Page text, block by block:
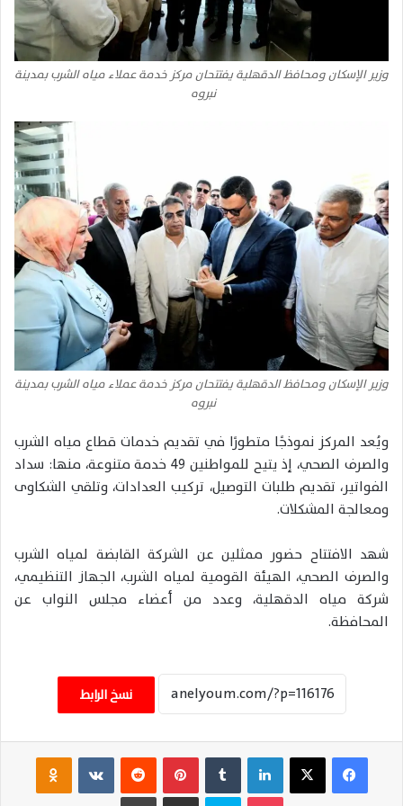
وزير الإسكان ومحافظ الدقهلية يفتتحان مركز خدمة عملاء مياه الشرب بمدينة
نبروه
وزير الإسكان ومحافظ الدقهلية يفتتحان مركز خدمة عملاء مياه الشرب بمدينة
نبروه
ويُعد المركز نموذجًا متطورًا في تقديم خدمات قطاع مياه الشرب
والصرف الصحي، إذ يتيح للمواطنين 49 خدمة متنوعة، منها: سداد
الفواتير، تقديم طلبات التوصيل، تركيب العدادات، وتلقي الشكاوى
ومعالجة المشكلات.
شهد الافتتاح حضور ممثلين عن الشركة القابضة لمياه الشرب
والصرف الصحي، الهيئة القومية لمياه الشرب، الجهاز التنظيمي،
شركة مياه الدقهلية، وعدد من أعضاء مجلس النواب عن
المحافظة.
نسخ الرابط
فيسبوك ‫X لينكدإن بينتيريست ‏VKontakte
سكايب مشاركة عبر البريد طباعة